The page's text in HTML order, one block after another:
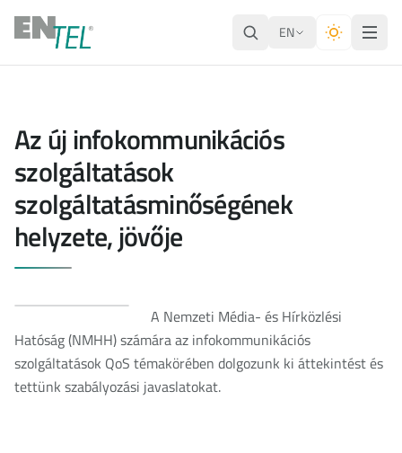
EN
Az új infokommunikációs
szolgáltatások
szolgáltatásminőségének
helyzete, jövője
A Nemzeti Média- és Hírközlési
Hatóság (NMHH) számára az infokommunikációs
szolgáltatások QoS témakörében dolgozunk ki áttekintést és
tettünk szabályozási javaslatokat.